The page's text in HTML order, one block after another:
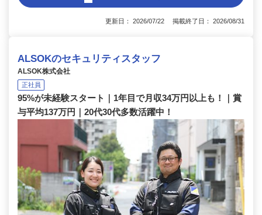
更新日： 2026/07/22 掲載終了日： 2026/08/31
ALSOKのセキュリティスタッフ
ALSOK株式会社
正社員
95%が未経験スタート｜1年目で月収34万円以上も！｜賞
与平均137万円｜20代30代多数活躍中！